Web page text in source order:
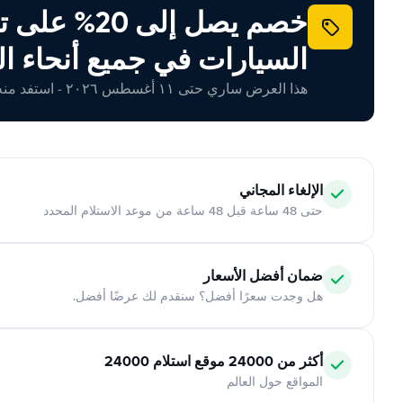
خصم يصل إلى 20%
السيارات في جميع أنحاء
هذا العرض ساري حتى ١١ أغسطس ٢٠٢٦ - استفد منه اليوم!
الإلغاء المجاني
حتى 48 ساعة قبل 48 ساعة من موعد الاستلام المحدد
ضمان أفضل الأسعار
هل وجدت سعرًا أفضل؟ سنقدم لك عرضًا أفضل.
أكثر من 24000 موقع استلام 24000
المواقع حول العالم